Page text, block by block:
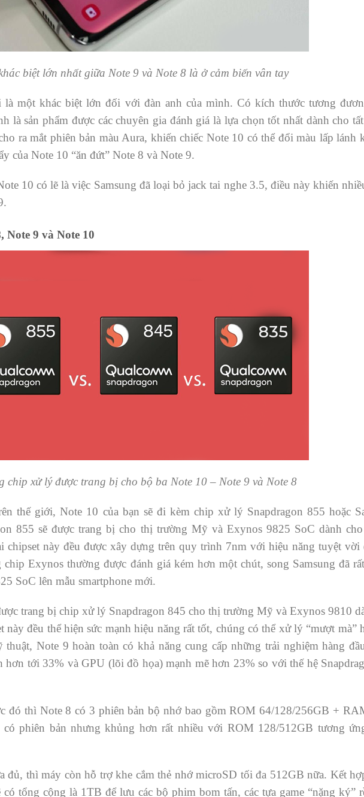
biệt lớn nhất giữa Note 9 và Note 8 là ở cảm biến vân tay
là một khác biệt lớn đối với đàn anh của mình. Có kích thước tương
là sản phẩm được các chuyên gia đánh giá là lựa chọn tốt nhất dành cho
ra mắt phiên bản màu Aura, khiến chiếc Note 10 có thể đổi màu lấp lánh
của Note 10 “ăn đứt” Note 8 và Note 9.
10 có lẽ là việc Samsung đã loại bỏ jack tai nghe 3.5, điều này khiến
Note 9 và Note 10
chip xử lý được trang bị cho bộ ba Note 10 – Note 9 và Note 8
thế giới, Note 10 của bạn sẽ đi kèm chip xử lý Snapdragon 855 hoặc
855 sẽ được trang bị cho thị trường Mỹ và Exynos 9825 SoC dành
chipset này đều được xây dựng trên quy trình 7nm với hiệu năng tuyệt vời
Exynos thường được đánh giá kém hơn một chút, song Samsung đã
SoC lên mẫu smartphone mới.
trang bị chip xử lý Snapdragon 845 cho thị trường Mỹ và Exynos 9810
này đều thể hiện sức mạnh hiệu năng rất tốt, chúng có thể xử lý “mượt mà”
Note 9 hoàn toàn có khả năng cung cấp những trải nghiệm hàng
tới 33% và GPU (lõi đồ họa) mạnh mẽ hơn 23% so với thế hệ
đó thì Note 8 có 3 phiên bản bộ nhớ bao gồm ROM 64/128/256GB +
phiên bản nhưng khủng hơn rất nhiều với ROM 128/512GB tương
đủ, thì máy còn hỗ trợ khe cắm thẻ nhớ microSD tối đa 512GB nữa. Kết
tổng cộng là 1TB để lưu các bộ phim bom tấn, các tựa game “nặng ký”